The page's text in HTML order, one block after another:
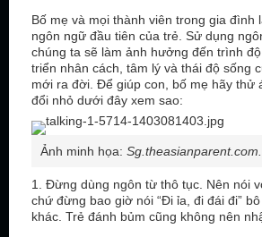
Bố mẹ và mọi thành viên trong gia đình
ngôn ngữ đầu tiên của trẻ. Sử dụng
chúng ta sẽ làm ảnh hưởng đến trình
triển nhân cách, tâm lý và thái độ sống
mới ra đời. Để giúp con, bố mẹ hãy thử
đổi nhỏ dưới đây xem sao:
Ảnh minh họa: Sg.theasianparent.com.
1. Đừng dùng ngôn từ thô tục. Nên nói
chứ đừng bao giờ nói “Đi ỉa, đi đái đi”
khác. Trẻ đánh bủm cũng không nên